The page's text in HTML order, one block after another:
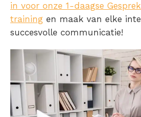
in voor onze 1-daagse
training en maak van elke
succesvolle communicatie!